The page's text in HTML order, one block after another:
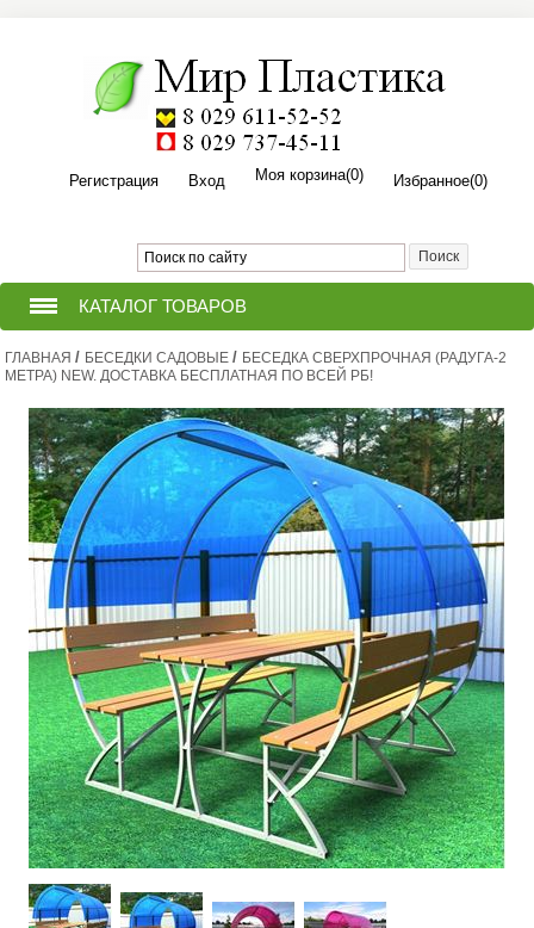
Регистрация Вход Моя корзина(0) Избранное(0)
КАТАЛОГ ТОВАРОВ
ТЕПЛИЦЫ ИЗ ПОЛИКАРБОНАТА
ПРИТОПОЧНЫЙ ЛИСТ ДЛЯ
(ПЕЧИ,КАМИНА,БАНИ,КОТЛА).
ПОЛИКАРБОНАТ СОТОВЫЙ
САДОВЫЕ КАЧЕЛИ
МАНГАЛЫ
СКАМЕЙКИ, СТОЛЫ САДОВЫЕ
БЕСЕДКИ САДОВЫЕ
ЛЕТНИЕ ДУШИ
КОЗЫРЬКИ НАД ВХОДНОЙ ДВЕРЬЮ
ОРГСТЕКЛО
ГЛАВНАЯ / БЕСЕДКИ САДОВЫЕ / БЕСЕДКА СВЕРХПРОЧНАЯ (РАДУГА-2
МЕТРА) NEW. ДОСТАВКА БЕСПЛАТНАЯ ПО ВСЕЙ РБ!